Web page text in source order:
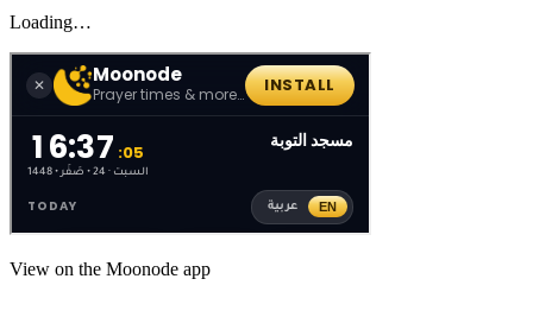
Loading…
View on the Moonode app